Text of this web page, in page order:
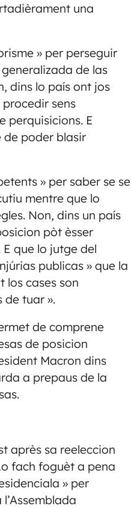
una
» per perseguir
de las
dins lo país ont jos
sens
perquisicions. E
de poder blasir
» per saber se se
mentre que lo
Non, dins un país
pòt èsser
que lo jutge del
publicas » que la
los cases son
de tuar ».
de comprene
de posicion
Macron dins
a prepaus de la
après sa reeleccion
fach foguèt a pena
» per